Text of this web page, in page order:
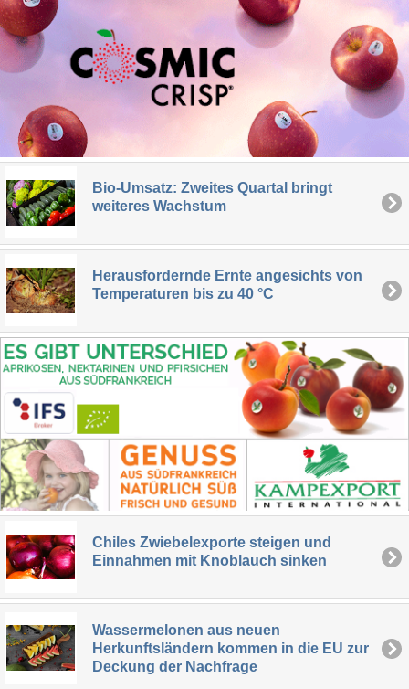
Bio-Umsatz: Zweites Quartal bringt
weiteres Wachstum
Herausfordernde Ernte angesichts von
Temperaturen bis zu 40 °C
Chiles Zwiebelexporte steigen und
Einnahmen mit Knoblauch sinken
Wassermelonen aus neuen
Herkunftsländern kommen in die EU zur
Deckung der Nachfrage